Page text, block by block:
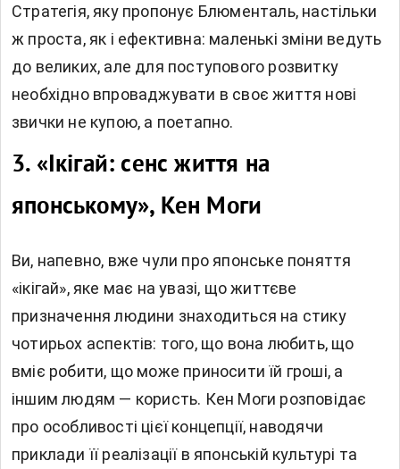
Стратегія, яку пропонує Блюменталь, настільки
ж проста, як і ефективна: маленькі зміни ведуть
до великих, але для поступового розвитку
необхідно впроваджувати в своє життя нові
звички не купою, а поетапно.
3. «Ікігай: сенс життя на
японському», Кен Моги
Ви, напевно, вже чули про японське поняття
«ікігай», яке має на увазі, що життєве
призначення людини знаходиться на стику
чотирьох аспектів: того, що вона любить, що
вміє робити, що може приносити їй гроші, а
іншим людям — користь. Кен Моги розповідає
про особливості цієї концепції, наводячи
приклади її реалізації в японській культурі та